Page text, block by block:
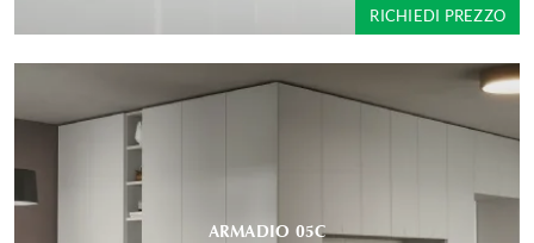
RICHIEDI PREZZO
ARMADIO 05C